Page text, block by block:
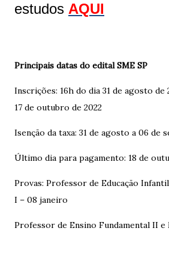
estudos AQUI
Principais datas do edital SME SP
Inscrições: 16h do dia 31 de agosto de
17 de outubro de 2022
Isenção da taxa: 31 de agosto a 06 de
Último dia para pagamento: 18 de
Provas: Professor de Educação
I – 08 janeiro
Professor de Ensino Fundamental II e